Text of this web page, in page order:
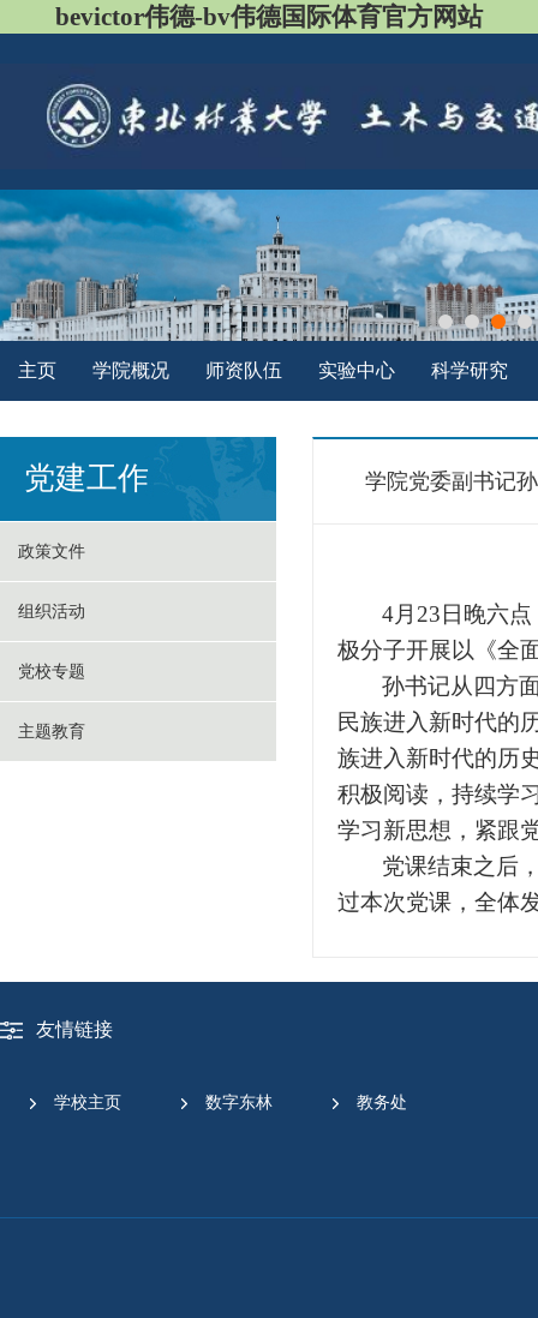
bevictor伟德-bv伟德国际体育官方网站
主页 学院概况 师资队伍 实验中心 科学研究
党建工作
政策文件
组织活动
党校专题
主题教育
学院党委副书记
4月23日晚六
极分子开展以 《全
孙书记从 四方
民族进入新时代的
族进入新时代的历
积极阅读，持续学
学习新思想，紧跟
党课结束之后
过本次党课，全体
友情链接
学校主页 数字东林 教务处